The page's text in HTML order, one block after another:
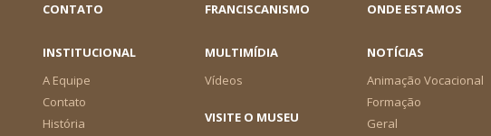
CONTATO FRANCISCANISMO ONDE ESTAMOS
INSTITUCIONAL
A Equipe
Contato
História
MULTIMÍDIA
Vídeos
NOTÍCIAS
Animação Vocacional
Formação
Geral
VISITE O MUSEU